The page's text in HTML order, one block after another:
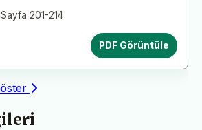
Sayfa 201-214
PDF Görüntüle